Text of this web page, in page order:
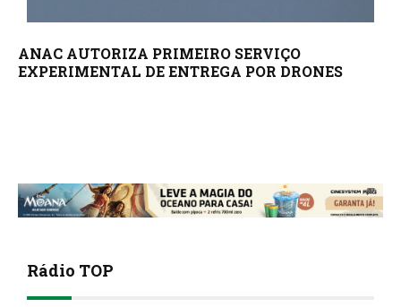
ANAC AUTORIZA PRIMEIRO SERVIÇO
EXPERIMENTAL DE ENTREGA POR DRONES
Rádio TOP